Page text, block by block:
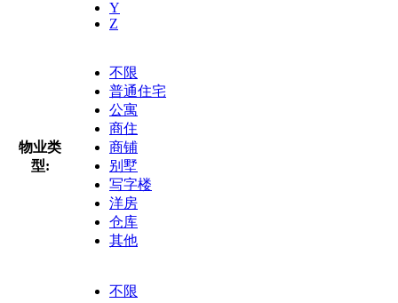
Y
Z
物业类
型:
不限
普通住宅
公寓
商住
商铺
别墅
写字楼
洋房
仓库
其他
不限